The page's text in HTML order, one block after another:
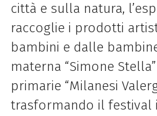
città e sulla natura,
raccoglie i prodotti
bambini e dalle
materna “Simone
primarie “Milanesi
trasformando il festival